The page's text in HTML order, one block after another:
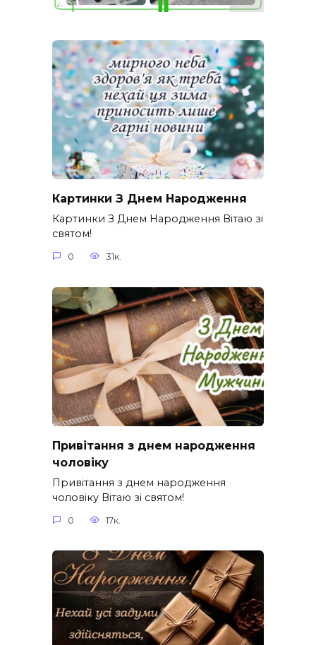
Картинки З Днем Народження
Картинки З Днем Народження Вітаю зі
святом!
0 31к.
Привітання з днем народження
чоловіку
Привітання з днем народження
чоловіку Вітаю зі святом!
0 17к.